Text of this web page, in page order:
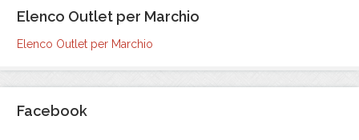
Elenco Outlet per Marchio
Elenco Outlet per Marchio
Facebook